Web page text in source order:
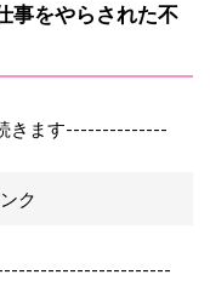
をやらされた不
きます--------------
ク